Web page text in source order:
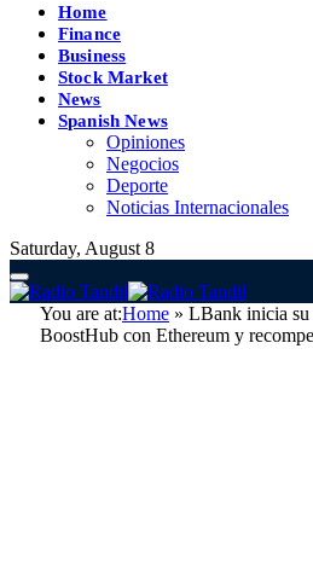
Home
Finance
Business
Stock Market
News
Spanish News
Opiniones
Negocios
Deporte
Noticias Internacionales
Saturday, August 8
You are at:Home » LBank inicia su
BoostHub con Ethereum y